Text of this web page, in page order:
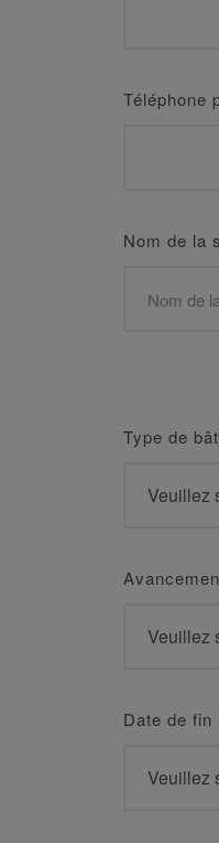
Téléphone
Nom de la
Type de
Date de fin